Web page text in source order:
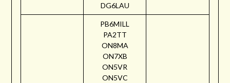
DG6LAU
PB6MILL
PA2TT
ON8MA
ON7XB
ON5VR
ON5VC